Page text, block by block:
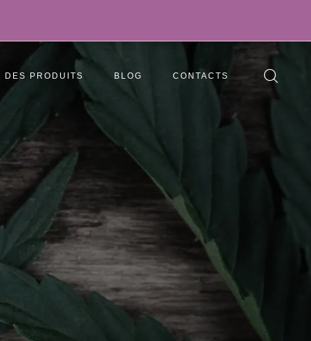
DES PRODUITS BLOG CONTACTS